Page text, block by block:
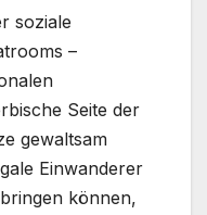
soziale
–
Seite der
gewaltsam
Einwanderer
können,